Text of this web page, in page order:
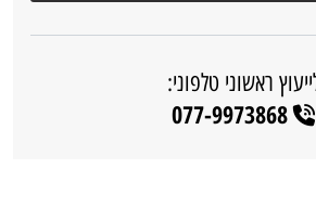
ראשוני טלפוני:
077-9973868